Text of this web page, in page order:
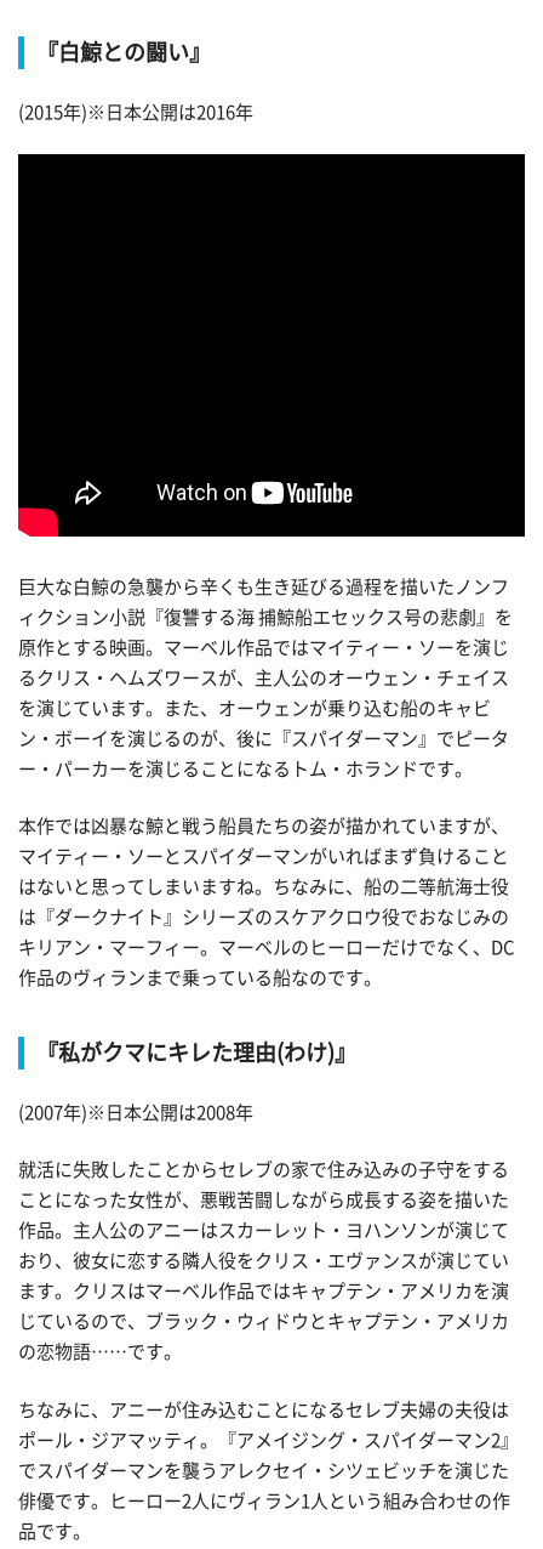
『白鯨との闘い』
(2015年)※日本公開は2016年
巨大な白鯨の急襲から辛くも生き延びる過程を描いたノンフ
ィクション小説『復讐する海 捕鯨船エセックス号の悲劇』を
原作とする映画。マーベル作品ではマイティー・ソーを演じ
るクリス・ヘムズワースが、主人公のオーウェン・チェイス
を演じています。また、オーウェンが乗り込む船のキャビ
ン・ボーイを演じるのが、後に『スパイダーマン』でピータ
ー・パーカーを演じることになるトム・ホランドです。
本作では凶暴な鯨と戦う船員たちの姿が描かれていますが、
マイティー・ソーとスパイダーマンがいればまず負けること
はないと思ってしまいますね。ちなみに、船の二等航海士役
は『ダークナイト』シリーズのスケアクロウ役でおなじみの
キリアン・マーフィー。マーベルのヒーローだけでなく、DC
作品のヴィランまで乗っている船なのです。
『私がクマにキレた理由(わけ)』
(2007年)※日本公開は2008年
就活に失敗したことからセレブの家で住み込みの子守をする
ことになった女性が、悪戦苦闘しながら成長する姿を描いた
作品。主人公のアニーはスカーレット・ヨハンソンが演じて
おり、彼女に恋する隣人役をクリス・エヴァンスが演じてい
ます。クリスはマーベル作品ではキャプテン・アメリカを演
じているので、ブラック・ウィドウとキャプテン・アメリカ
の恋物語……です。
ちなみに、アニーが住み込むことになるセレブ夫婦の夫役は
ポール・ジアマッティ。『アメイジング・スパイダーマン2』
でスパイダーマンを襲うアレクセイ・シツェビッチを演じた
俳優です。ヒーロー2人にヴィラン1人という組み合わせの作
品です。